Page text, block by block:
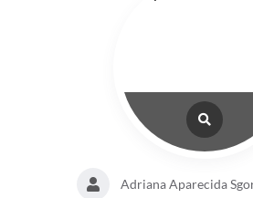
Adriana Aparecida